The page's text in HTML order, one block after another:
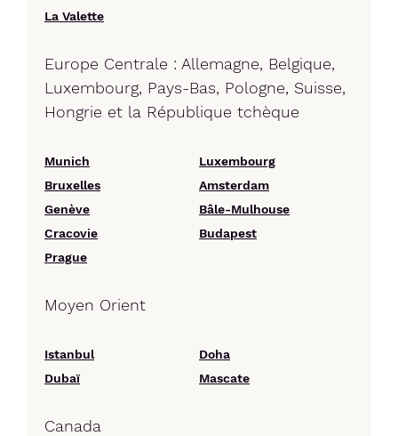
La Valette
Europe Centrale : Allemagne, Belgique,
Luxembourg, Pays-Bas, Pologne, Suisse,
Hongrie et la République tchèque
Munich
Luxembourg
Bruxelles
Amsterdam
Genève
Bâle-Mulhouse
Cracovie
Budapest
Prague
Moyen Orient
Istanbul
Doha
Dubaï
Mascate
Canada